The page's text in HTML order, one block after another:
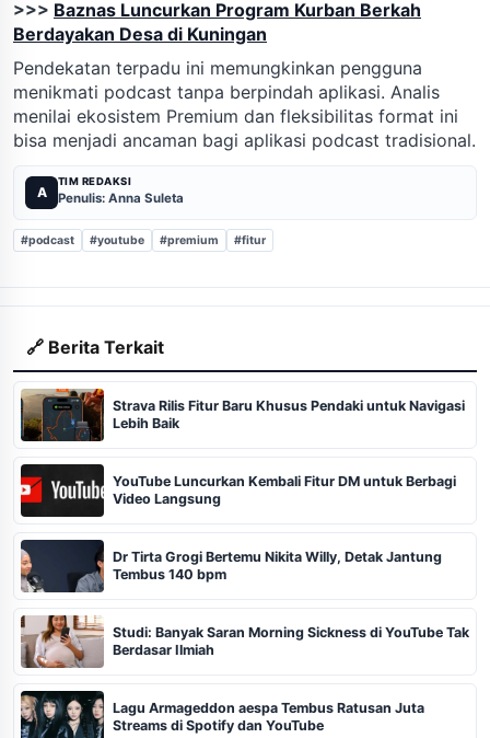
>>> Baznas Luncurkan Program Kurban Berkah
Berdayakan Desa di Kuningan
Pendekatan terpadu ini memungkinkan pengguna
menikmati podcast tanpa berpindah aplikasi. Analis
menilai ekosistem Premium dan fleksibilitas format ini
bisa menjadi ancaman bagi aplikasi podcast tradisional.
A
TIM REDAKSI
Penulis: Anna Suleta
#podcast #youtube #premium #fitur
🔗 Berita Terkait
Strava Rilis Fitur Baru Khusus Pendaki untuk Navigasi
Lebih Baik
YouTube Luncurkan Kembali Fitur DM untuk Berbagi
Video Langsung
Dr Tirta Grogi Bertemu Nikita Willy, Detak Jantung
Tembus 140 bpm
Studi: Banyak Saran Morning Sickness di YouTube Tak
Berdasar Ilmiah
Lagu Armageddon aespa Tembus Ratusan Juta
Streams di Spotify dan YouTube